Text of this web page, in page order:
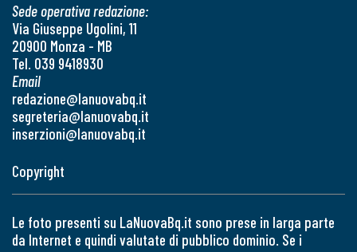
Sede operativa redazione:
Via Giuseppe Ugolini, 11
20900 Monza - MB
Tel. 039 9418930
Email
redazione@lanuovabq.it
segreteria@lanuovabq.it
inserzioni@lanuovabq.it
Copyright
Le foto presenti su LaNuovaBq.it sono prese in larga parte
da Internet e quindi valutate di pubblico dominio. Se i